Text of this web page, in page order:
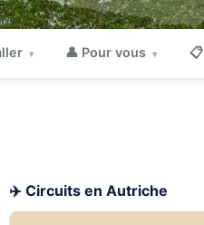
▾ 👤 Pour vous ▾
✈️ Circuits en Autriche